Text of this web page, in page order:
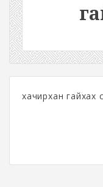
хачирхан гайхах